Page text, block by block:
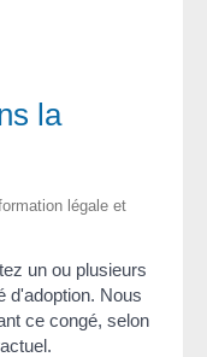
la
légale et
un ou plusieurs
d'adoption. Nous
ce congé, selon